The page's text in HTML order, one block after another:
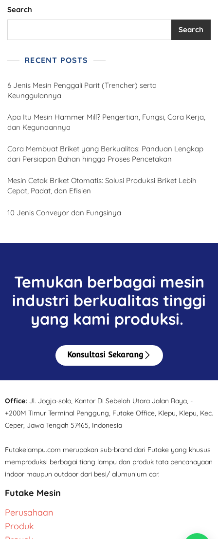
Search
Search
RECENT POSTS
6 Jenis Mesin Penggali Parit (Trencher) serta
Keunggulannya
Apa Itu Mesin Hammer Mill? Pengertian, Fungsi, Cara Kerja,
dan Kegunaannya
Cara Membuat Briket yang Berkualitas: Panduan Lengkap
dari Persiapan Bahan hingga Proses Pencetakan
Mesin Cetak Briket Otomatis: Solusi Produksi Briket Lebih
Cepat, Padat, dan Efisien
10 Jenis Conveyor dan Fungsinya
Temukan berbagai mesin
industri berkualitas tinggi
yang kami produksi.
Konsultasi Sekarang
Office: Jl. Jogja-solo, Kantor Di Sebelah Utara Jalan Raya, -
+200M Timur Terminal Penggung, Futake Office, Klepu, Klepu, Kec.
Ceper, Jawa Tengah 57465, Indonesia
Futakelampu.com merupakan sub-brand dari Futake yang khusus
memproduksi berbagai tiang lampu dan produk tata pencahayaan
indoor maupun outdoor dari besi/ alumunium cor.
Futake Mesin
Perusahaan
Produk